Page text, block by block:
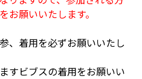
お願いいたします。
、着用を必ずお願いいたし
すビブスの着用をお願いい